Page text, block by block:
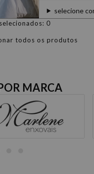
selecione
A partir de:
DUVET LINEN LYS
Tamanho:
0
todos os produtos
MARCA